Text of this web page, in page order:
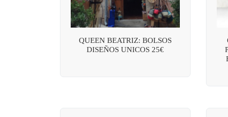
QUEEN BEATRIZ: BOLSOS
DISEÑOS UNICOS 25€